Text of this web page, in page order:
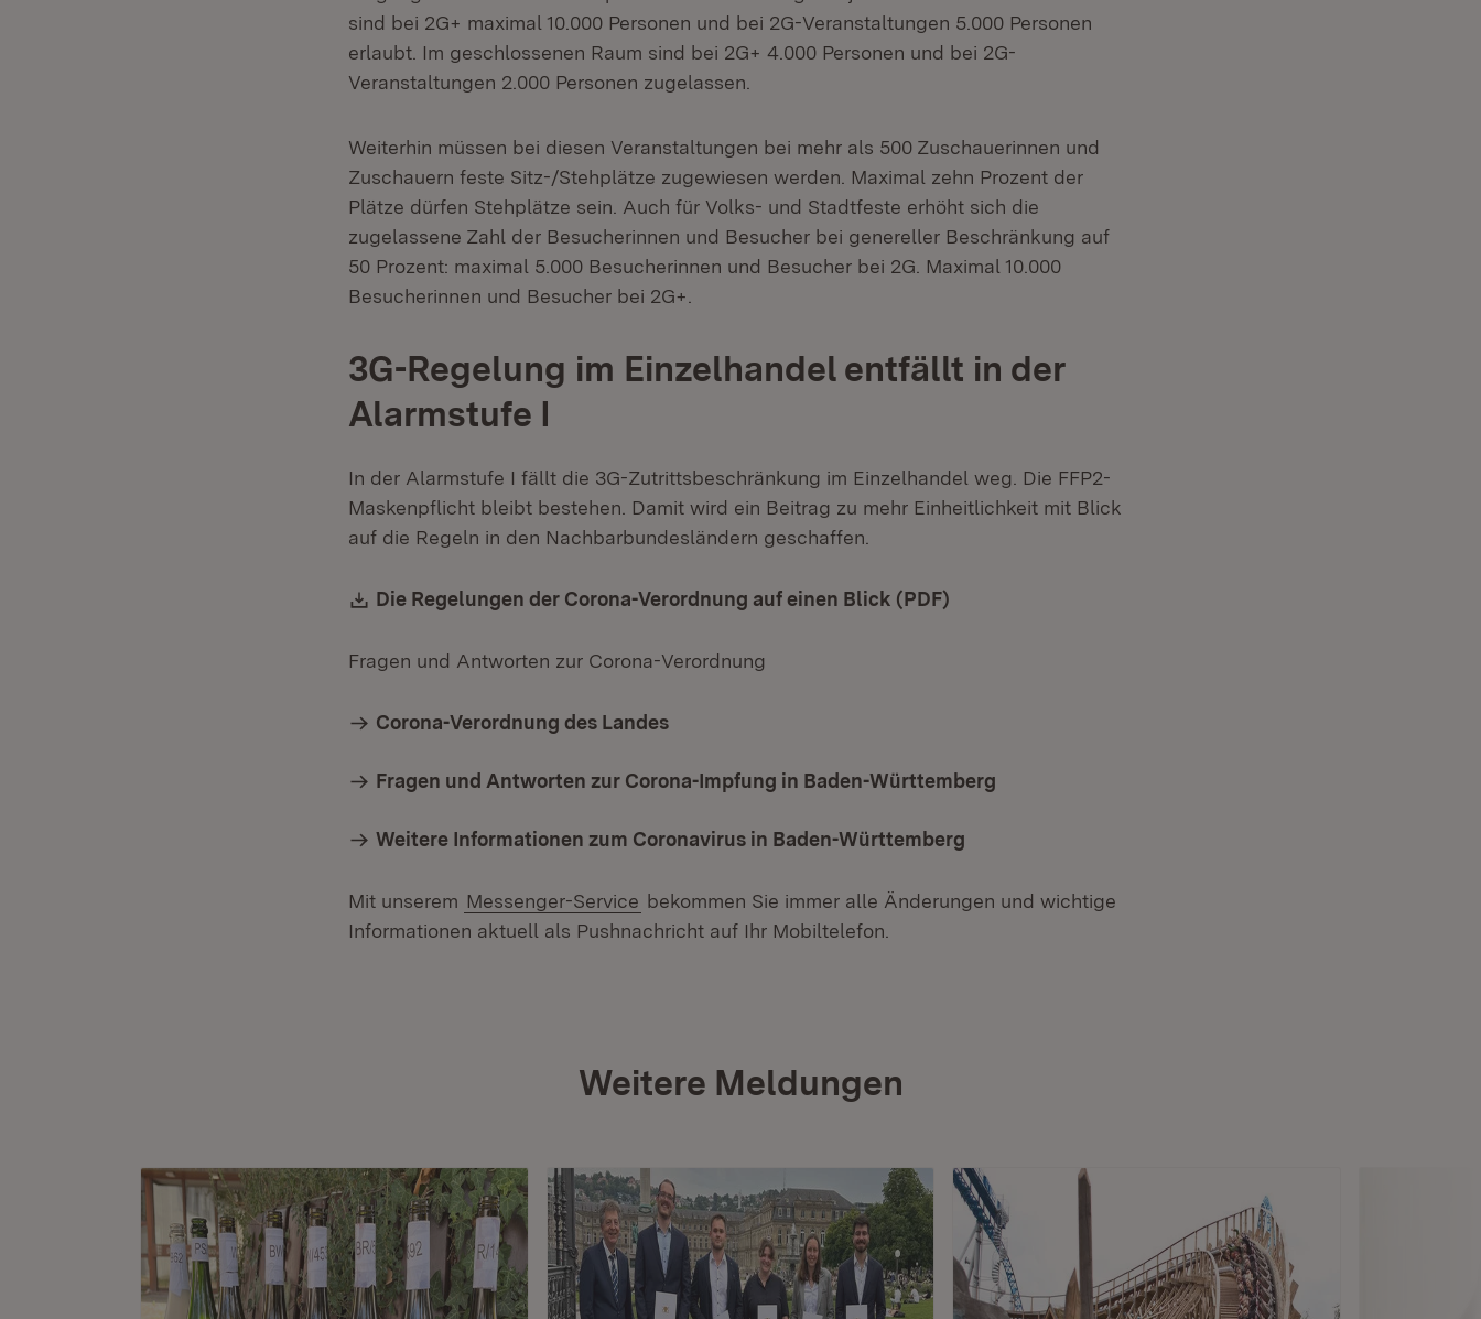
sind bei 2G+ maximal 10.000 Personen und bei 2G-Veranstaltungen 5.000 Personen
erlaubt. Im geschlossenen Raum sind bei 2G+ 4.000 Personen und bei 2G-
Veranstaltungen 2.000 Personen zugelassen.
Weiterhin müssen bei diesen Veranstaltungen bei mehr als 500 Zuschauerinnen und
Zuschauern feste Sitz-/Stehplätze zugewiesen werden. Maximal zehn Prozent der
Plätze dürfen Stehplätze sein. Auch für Volks- und Stadtfeste erhöht sich die
zugelassene Zahl der Besucherinnen und Besucher bei genereller Beschränkung auf
50 Prozent: maximal 5.000 Besucherinnen und Besucher bei 2G. Maximal 10.000
Besucherinnen und Besucher bei 2G+.
3G-Regelung im Einzelhandel entfällt in der
Alarmstufe I
In der Alarmstufe I fällt die 3G-Zutrittsbeschränkung im Einzelhandel weg. Die FFP2-
Maskenpflicht bleibt bestehen. Damit wird ein Beitrag zu mehr Einheitlichkeit mit Blick
auf die Regeln in den Nachbarbundesländern geschaffen.
Download:
Die Regelungen der Corona-Verordnung auf einen Blick (PDF)
Fragen und Antworten zur Corona-Verordnung
Corona-Verordnung des Landes
Fragen und Antworten zur Corona-Impfung in Baden-Württemberg
Weitere Informationen zum Coronavirus in Baden-Württemberg
Mit unserem Messenger-Service bekommen Sie immer alle Änderungen und wichtige
Informationen aktuell als Pushnachricht auf Ihr Mobiltelefon.
Weitere Meldungen